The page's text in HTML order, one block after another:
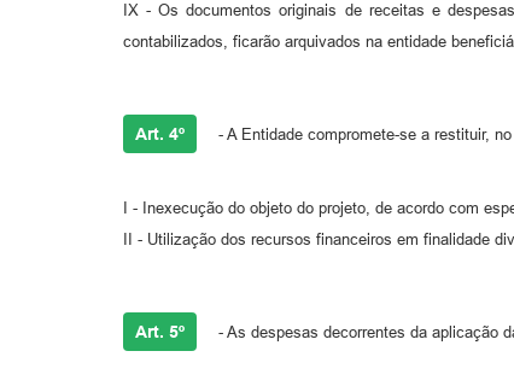
IX - Os documentos originais de receitas e
contabilizados, ficarão arquivados na entidade
Art. 4º - A Entidade compromete-se a restituir,
I - Inexecução do objeto do projeto, de acordo com
II - Utilização dos recursos financeiros em finalidade
Art. 5º - As despesas decorrentes da aplicação